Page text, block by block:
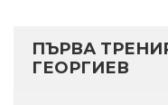
ПЪРВА
ГЕОРГИЕВ